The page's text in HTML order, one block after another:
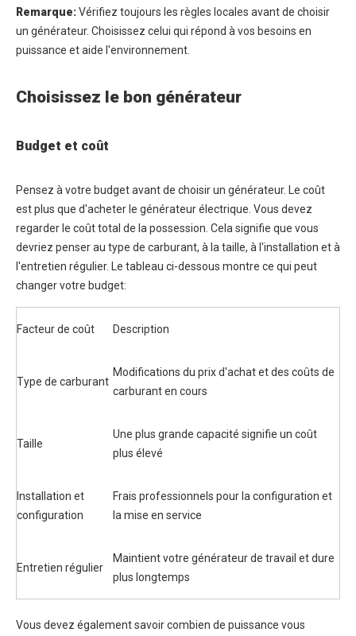
Remarque:Vérifiez toujours les règles locales avant de choisir
un générateur. Choisissez celui qui répond à vos besoins en
puissance et aide l'environnement.
Choisissez le bon générateur
Budget et coût
Pensez à votre budget avant de choisir un générateur. Le coût
est plus que d'acheter le générateur électrique. Vous devez
regarder le coût total de la possession. Cela signifie que vous
devriez penser au type de carburant, à la taille, à l'installation et à
l'entretien régulier. Le tableau ci-dessous montre ce qui peut
changer votre budget:
Facteur de coût Description
Type de carburant
Modifications du prix d'achat et des coûts de
carburant en cours
Taille
Une plus grande capacité signifie un coût
plus élevé
Installation et
configuration
Frais professionnels pour la configuration et
la mise en service
Entretien régulier
Maintient votre générateur de travail et dure
plus longtemps
Vous devez également savoir combien de puissance vous